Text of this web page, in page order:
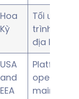
Hoa
Kỳ
Tối ưu
trình, định
địa lý
USA
and
EEA
Platform
operation,